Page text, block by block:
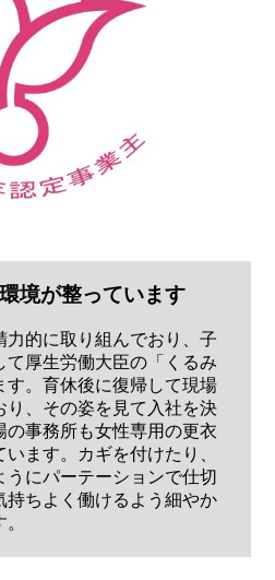
境が整っています
力的に取り組んでおり、子
て厚生労働大臣の「くるみ
す。育休後に復帰して現場
り、その姿を見て入社を決
の事務所も女性専用の更衣
ます。カギを付けたり、
にパーテーションで仕切
持ちよく働けるよう細やか